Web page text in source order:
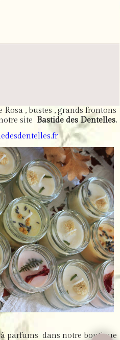
, bustes , grands frontons
site Bastide des Dentelles.
parfums dans notre boutique